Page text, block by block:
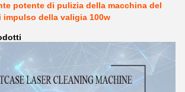
potente di pulizia della macchina del
impulso della valigia 100w